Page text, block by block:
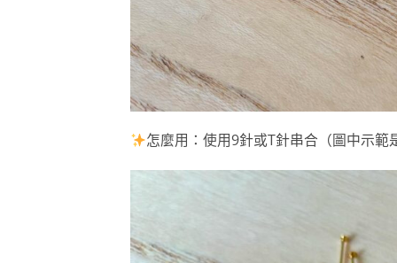
怎麼用：使用9針或T針串合（圖中示範